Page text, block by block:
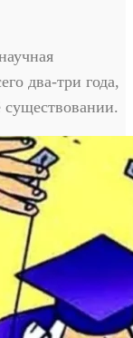
два-три года,
существовании.